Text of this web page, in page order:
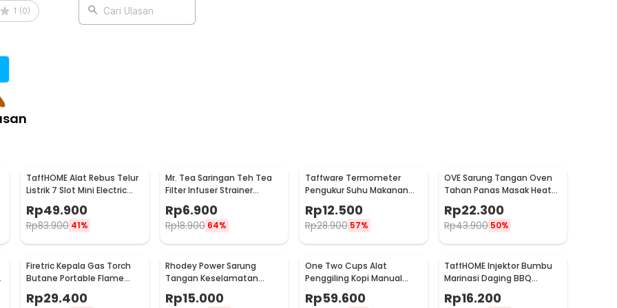
nampan ini mudah dipadukan dengan
saji, TaffHOME juga bisa difungsikan
atau pajangan meja agar ruangan
1 (0) Cari Ulasan
TaffHOME Alat Rebus Telur
Listrik 7 Slot Mini Electric
Rp49.900
Rp83.900 41%
Mr. Tea Saringan Teh Tea
Filter Infuser Strainer
Chilling Man Silicon - MR03
Rp6.900
Rp18.900 64%
Taffware Termometer
Pengukur Suhu Makanan
TP101
Rp12.500
Rp28.900 57%
OVE Sarung Tangan Oven
Tahan Panas Masak Heat
Resistant Gloves - 540F
Rp22.300
Rp43.900 50%
Firetric Kepala Gas Torch
Butane Portable Flame
Rp29.400
Rhodey Power Sarung
Tangan Keselamatan
EN388
Rp15.000
One Two Cups Alat
Penggiling Kopi Manual
Coffee Grinder Portable -
WFCG9800
Rp59.600
TaffHOME Injektor Bumbu
Marinasi Daging BBQ
Seasoning Injector - HC117
Rp16.200